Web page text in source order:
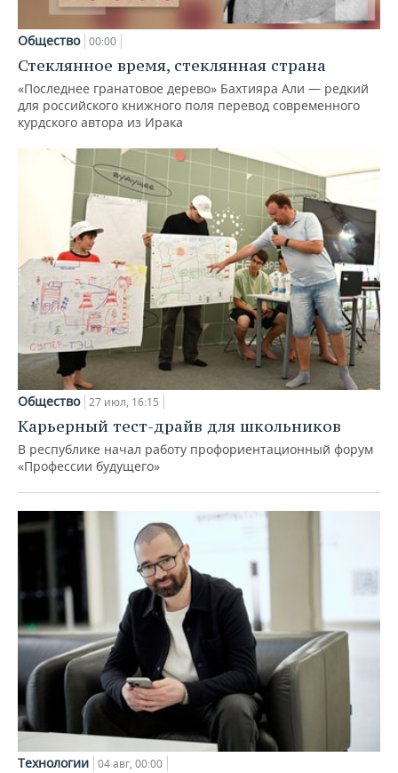
Общество 00:00
Стеклянное время, стеклянная страна
«Последнее гранатовое дерево» Бахтияра Али — редкий
для российского книжного поля перевод современного
курдского автора из Ирака
Общество 27 июл, 16:15
Карьерный тест-драйв для школьников
В республике начал работу профориентационный форум
«Профессии будущего»
Технологии 04 авг, 00:00